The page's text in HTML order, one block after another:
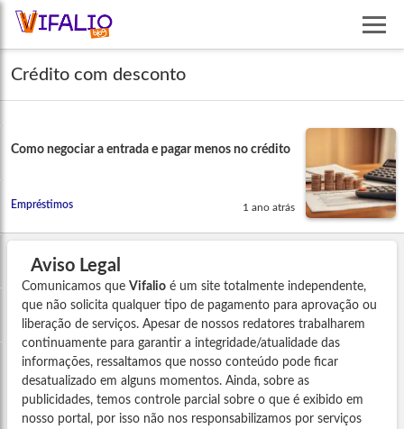
Crédito com desconto
Como negociar a entrada e pagar menos no crédito
Empréstimos 1 ano atrás
Aviso Legal
Comunicamos que Vifalio é um site totalmente independente,
que não solicita qualquer tipo de pagamento para aprovação ou
liberação de serviços. Apesar de nossos redatores trabalharem
continuamente para garantir a integridade/atualidade das
informações, ressaltamos que nosso conteúdo pode ficar
desatualizado em alguns momentos. Ainda, sobre as
publicidades, temos controle parcial sobre o que é exibido em
nosso portal, por isso não nos responsabilizamos por serviços